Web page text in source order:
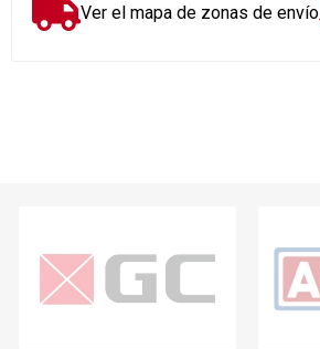
Ver el mapa de zonas de envío